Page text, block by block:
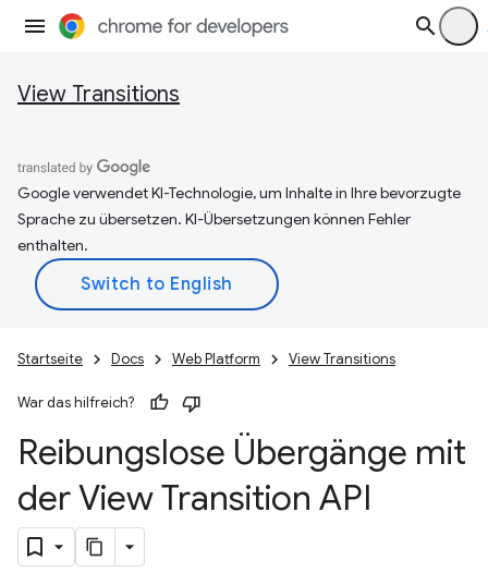
View Transitions
Google verwendet KI-Technologie, um Inhalte in Ihre bevorzugte
Sprache zu übersetzen. KI-Übersetzungen können Fehler
enthalten.
Startseite Docs Web Platform View Transitions
War das hilfreich?
Reibungslose Übergänge mit
der View Transition API